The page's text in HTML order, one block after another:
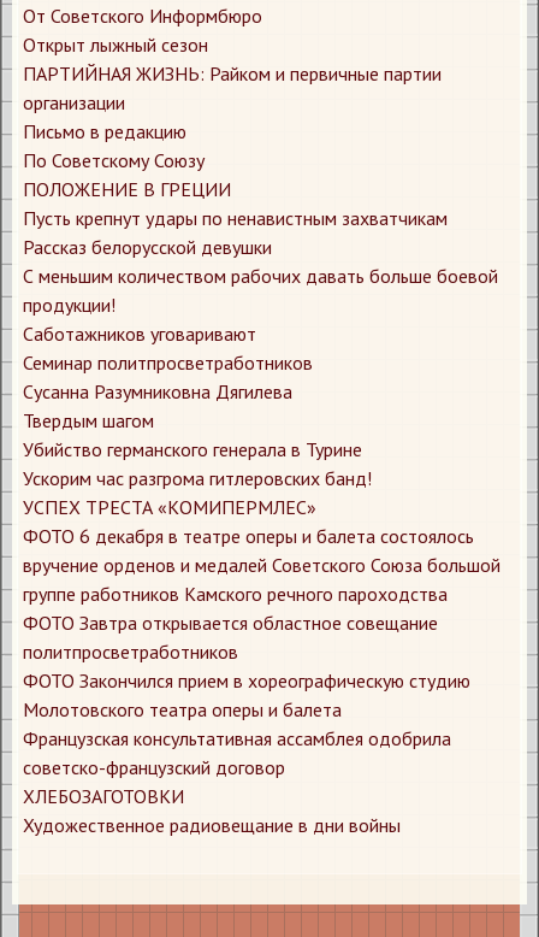
​От Советского Информбюро
​Открыт лыжный сезон
​ПАРТИЙНАЯ ЖИЗНЬ: Райком и первичные партии
организации
​Письмо в редакцию
​По Советскому Союзу
​ПОЛОЖЕНИЕ В ГРЕЦИИ
​Пусть крепнут удары по ненавистным захватчикам
​Рассказ белорусской девушки
​С меньшим количеством рабочих давать больше боевой
продукции!
​Саботажников уговаривают
​Семинар политпросветработников
​Сусанна Разумниковна Дягилева
​Твердым шагом
​Убийство германского генерала в Турине
​Ускорим час разгрома гитлеровских банд!
​УСПЕХ ТРЕСТА «КОМИПЕРМЛЕС»
​ФОТО 6 декабря в театре оперы и балета состоялось
вручение орденов и медалей Советского Союза большой
группе работников Камского речного пароходства
​ФОТО Завтра открывается областное совещание
политпросветработников
​ФОТО Закончился прием в хореографическую студию
Молотовского театра оперы и балета
​Французская консультативная ассамблея одобрила
советско-французский договор
​ХЛЕБОЗАГОТОВКИ
​Художественное радиовещание в дни войны